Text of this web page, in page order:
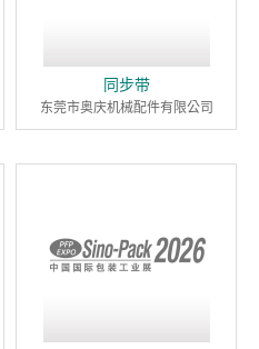
同步带
东莞市奥庆机械配件有限公司